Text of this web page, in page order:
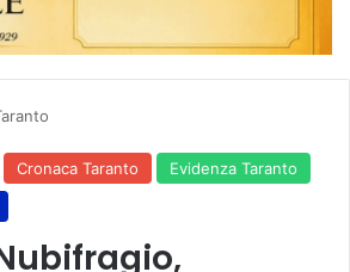
Cronaca Taranto
Evidenza Taranto